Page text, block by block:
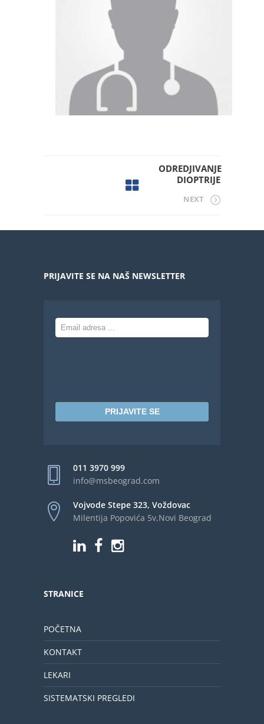
ODREDJIVANJE
DIOPTRIJE
NEXT
PRIJAVITE SE NA NAŠ NEWSLETTER
PRIJAVITE SE
011 3970 999
info@msbeograd.com
Vojvode Stepe 323, Voždovac
Milentija Popovića 5v,Novi Beograd
STRANICE
POČETNA
KONTAKT
LEKARI
SISTEMATSKI PREGLEDI